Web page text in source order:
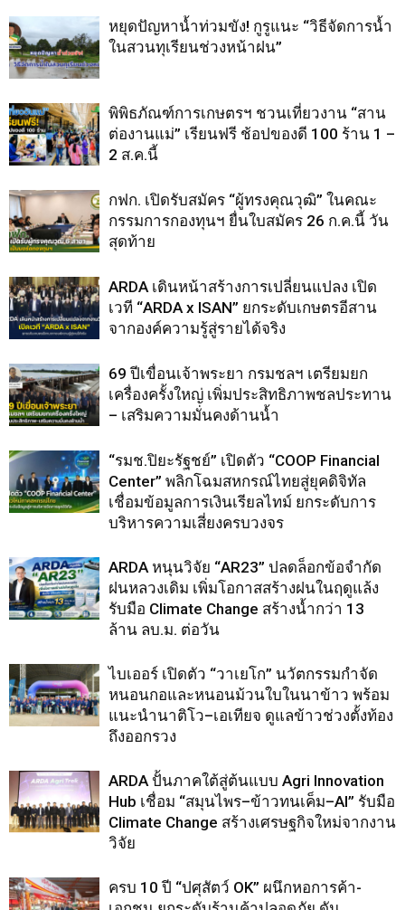
หยุดปัญหาน้ำท่วมขัง! กูรูแนะ “วิธีจัดการน้ำ
ในสวนทุเรียนช่วงหน้าฝน”
พิพิธภัณฑ์การเกษตรฯ ชวนเที่ยวงาน “สาน
ต่องานแม่” เรียนฟรี ช้อปของดี 100 ร้าน 1 –
2 ส.ค.นี้
กฟก. เปิดรับสมัคร “ผู้ทรงคุณวุฒิ” ในคณะ
กรรมการกองทุนฯ ยื่นใบสมัคร 26 ก.ค.นี้ วัน
สุดท้าย
ARDA เดินหน้าสร้างการเปลี่ยนแปลง เปิด
เวที “ARDA x ISAN” ยกระดับเกษตรอีสาน
จากองค์ความรู้สู่รายได้จริง
69 ปีเขื่อนเจ้าพระยา กรมชลฯ เตรียมยก
เครื่องครั้งใหญ่ เพิ่มประสิทธิภาพชลประทาน
– เสริมความมั่นคงด้านน้ำ
“รมช.ปิยะรัฐชย์” เปิดตัว “COOP Financial
Center” พลิกโฉมสหกรณ์ไทยสู่ยุคดิจิทัล
เชื่อมข้อมูลการเงินเรียลไทม์ ยกระดับการ
บริหารความเสี่ยงครบวงจร
ARDA หนุนวิจัย “AR23” ปลดล็อกข้อจำกัด
ฝนหลวงเดิม เพิ่มโอกาสสร้างฝนในฤดูแล้ง
รับมือ Climate Change สร้างน้ำกว่า 13
ล้าน ลบ.ม. ต่อวัน
ไบเออร์ เปิดตัว “วาเยโก” นวัตกรรมกำจัด
หนอนกอและหนอนม้วนใบในนาข้าว พร้อม
แนะนำนาติโว–เอเทียจ ดูแลข้าวช่วงตั้งท้อง
ถึงออกรวง
ARDA ปั้นภาคใต้สู่ต้นแบบ Agri Innovation
Hub เชื่อม “สมุนไพร–ข้าวทนเค็ม–AI” รับมือ
Climate Change สร้างเศรษฐกิจใหม่จากงาน
วิจัย
ครบ 10 ปี “ปศุสัตว์ OK” ผนึกหอการค้า-